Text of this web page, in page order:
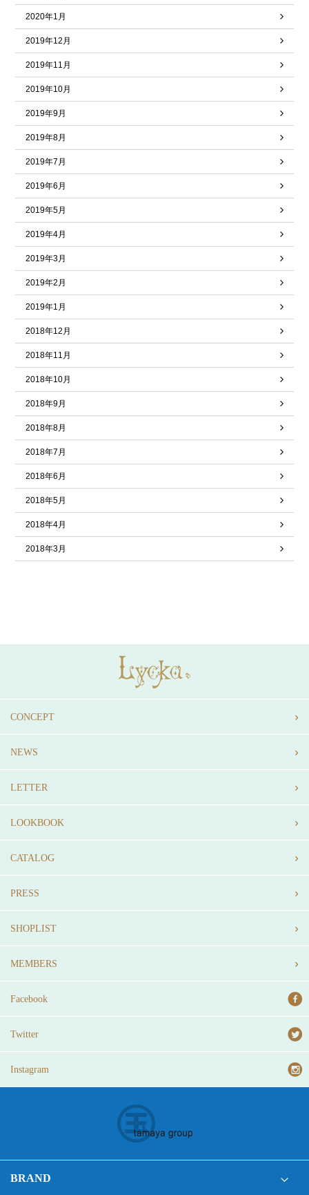
2020年1月
2019年12月
2019年11月
2019年10月
2019年9月
2019年8月
2019年7月
2019年6月
2019年5月
2019年4月
2019年3月
2019年2月
2019年1月
2018年12月
2018年11月
2018年10月
2018年9月
2018年8月
2018年7月
2018年6月
2018年5月
2018年4月
2018年3月
CONCEPT
NEWS
LETTER
LOOKBOOK
CATALOG
PRESS
SHOPLIST
MEMBERS
Facebook
Twitter
Instagram
BRAND